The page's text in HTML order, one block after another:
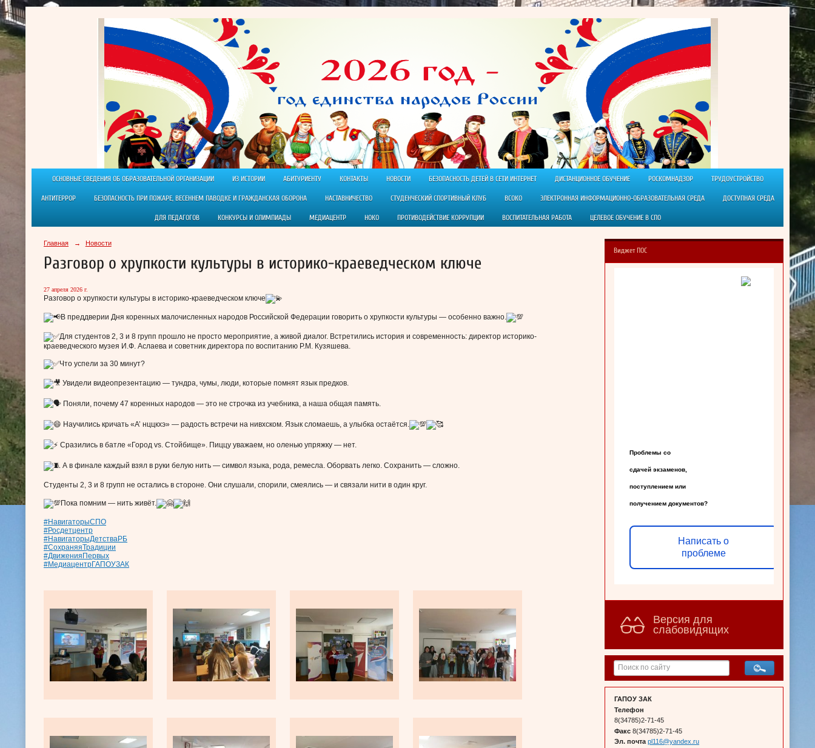
ОСНОВНЫЕ СВЕДЕНИЯ ОБ ОБРАЗОВАТЕЛЬНОЙ ОРГАНИЗАЦИИ ИЗ ИСТОРИИ АБИТУРИЕНТУ КОНТАКТЫ НОВОСТИ БЕЗОПАСНОСТЬ ДЕТЕЙ В СЕТИ ИНТЕРНЕТ ДИСТАНЦИОННОЕ ОБУЧЕНИЕ РОСКОМНАДЗОР ТРУДОУСТРОЙСТВО
АНТИТЕРРОР БЕЗОПАСНОСТЬ ПРИ ПОЖАРЕ, ВЕСЕННЕМ ПАВОДКЕ И ГРАЖДАНСКАЯ ОБОРОНА НАСТАВНИЧЕСТВО СТУДЕНЧЕСКИЙ СПОРТИВНЫЙ КЛУБ ВСОКО ЭЛЕКТРОННАЯ ИНФОРМАЦИОННО-ОБРАЗОВАТЕЛЬНАЯ СРЕДА ДОСТУПНАЯ СРЕДА
ДЛЯ ПЕДАГОГОВ КОНКУРСЫ И ОЛИМПИАДЫ МЕДИАЦЕНТР НОКО ПРОТИВОДЕЙСТВИЕ КОРРУПЦИИ ВОСПИТАТЕЛЬНАЯ РАБОТА ЦЕЛЕВОЕ ОБУЧЕНИЕ В СПО
Главная → Новости
Разговор о хрупкости культуры в историко-краеведческом ключе
27 апреля 2026 г.
Разговор о хрупкости культуры в историко-краеведческом ключе
В преддверии Дня коренных малочисленных народов Российской Федерации говорить о хрупкости культуры — особенно важно.
️Для студентов 2, 3 и 8 групп прошло не просто мероприятие, а живой диалог. Встретились история и современность: директор историко-
краеведческого музея И.Ф. Аслаева и советник директора по воспитанию Р.М. Кузяшева.
️Что успели за 30 минут?
Увидели видеопрезентацию — тундра, чумы, люди, которые помнят язык предков.
Поняли, почему 47 коренных народов — это не строчка из учебника, а наша общая память.
Научились кричать «А’ нццкхэ» — радость встречи на нивхском. Язык сломаешь, а улыбка остаётся.
Сразились в батле «Город vs. Стойбище». Пиццу уважаем, но оленью упряжку — нет.
А в финале каждый взял в руки белую нить — символ языка, рода, ремесла. Оборвать легко. Сохранить — сложно.
Студенты 2, 3 и 8 групп не остались в стороне. Они слушали, спорили, смеялись — и связали нити в один круг.
Пока помним — нить живёт.
#НавигаторыСПО
#Росдетцентр
#НавигаторыДетстваРБ
#СохраняяТрадиции
#ДвиженияПервых
#МедиацентрГАПОУЗАК
Виджет ПОС
Проблемы со
сдачей экзаменов,
поступлением или
получением документов?
Написать о
проблеме
Версия для
слабовидящих
ГАПОУ ЗАК
Телефон
8(34785)2-71-45
Факс 8(34785)2-71-45
Эл. почта pl116@yandex.ru